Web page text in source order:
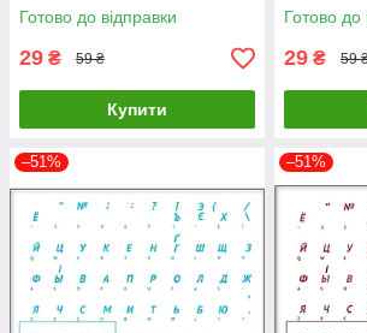
Готово до відправки
29 ₴ 59 ₴
Купити
Готово до
29 ₴ 59
–51% –51%